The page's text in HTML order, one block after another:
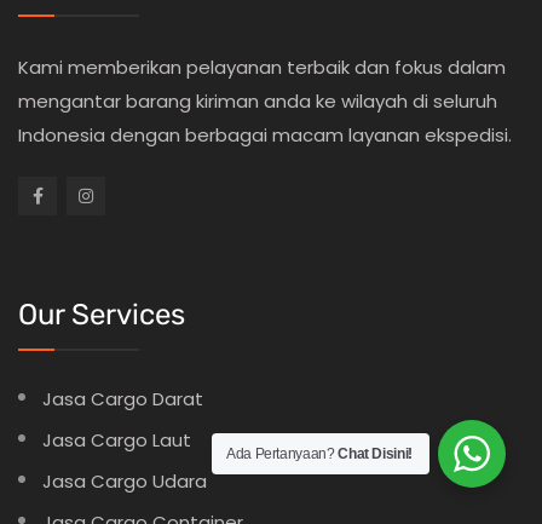
Kami memberikan pelayanan terbaik dan fokus dalam
mengantar barang kiriman anda ke wilayah di seluruh
Indonesia dengan berbagai macam layanan ekspedisi.
Our Services
Jasa Cargo Darat
Jasa Cargo Laut
Jasa Cargo Udara
Ada Pertanyaan?Chat Disini!